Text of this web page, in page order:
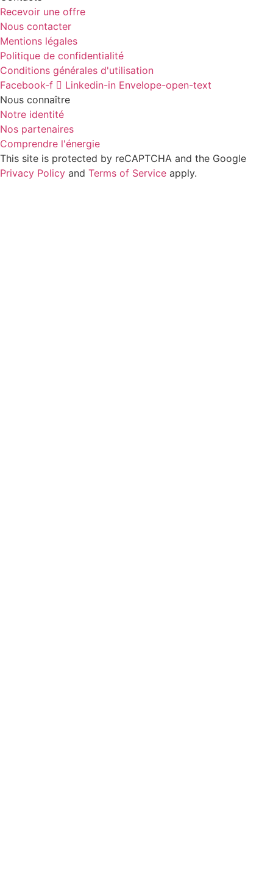
Recevoir une offre
Nous contacter
Mentions légales
Politique de confidentialité
Conditions générales d'utilisation
Facebook-f
Linkedin-in Envelope-open-text
Nous connaître
Notre identité
Nos partenaires
Comprendre l'énergie
This site is protected by reCAPTCHA and the Google
Privacy Policy and Terms of Service apply.